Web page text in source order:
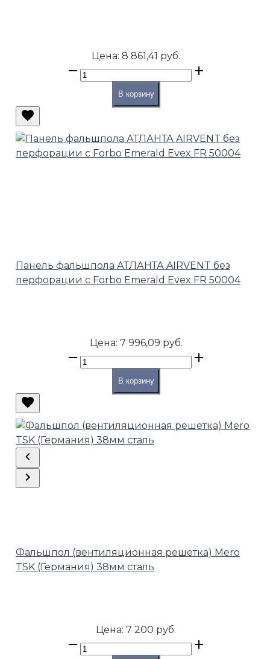
Цена: 8 861,41 руб.
В корзину
Панель фальшпола АТЛАНТА AIRVENT без
перфорации с Forbo Emerald Evex FR 50004
Цена: 7 996,09 руб.
В корзину
Фальшпол (вентиляционная решетка) Mero
TSK (Германия) 38мм сталь
Цена: 7 200 руб.